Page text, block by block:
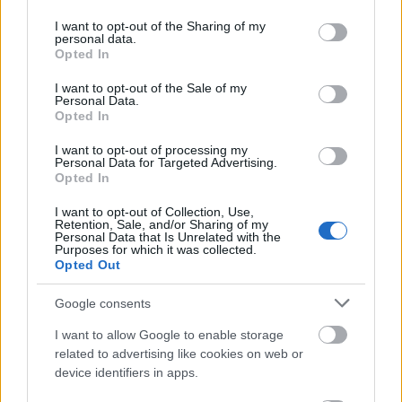
not limited to your visit or usage behaviour. You may click to
grant or deny consent to Google and its third-party tags to
use your data for below specified purposes in below Google
consent section.
I want to opt-out of the Sharing of my
personal data.
Opted In
I want to opt-out of the Sale of my
Personal Data.
Opted In
I want to opt-out of processing my
Personal Data for Targeted Advertising.
Opted In
I want to opt-out of Collection, Use,
Retention, Sale, and/or Sharing of my
Personal Data that Is Unrelated with the
Purposes for which it was collected.
Opted Out
Google consents
I want to allow Google to enable storage
related to advertising like cookies on web or
device identifiers in apps.
OFFICIAL WEBSITE english.moe.gov.tw/ct.asp
About this beca
Descripción general:
estudiantes extranjeros para obtener una maestría en
Taiwán. Se ofrecen becas para el valor de 670 € al
mes. Financiación cubre todo el período normal de 2
años. También se incluyen los gastos de viaje.
Requisitos:
La promoción está dirigida a estudiantes que estén